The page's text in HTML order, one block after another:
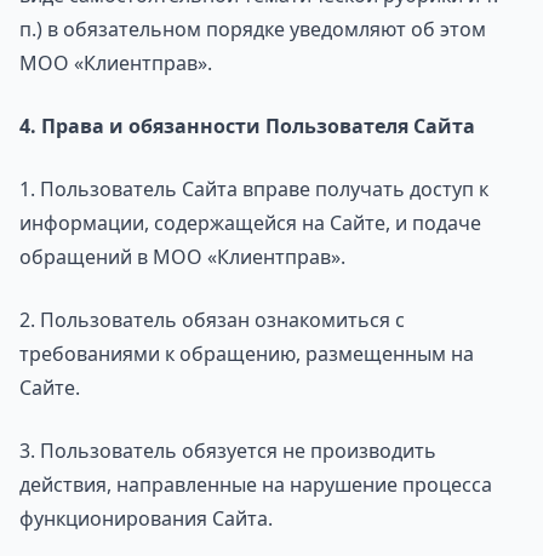
п.) в обязательном порядке уведомляют об этом
МОО «Клиентправ».
4. Права и обязанности Пользователя Сайта
1. Пользователь Сайта вправе получать доступ к
информации, содержащейся на Сайте, и подаче
обращений в МОО «Клиентправ».
2. Пользователь обязан ознакомиться с
требованиями к обращению, размещенным на
Сайте.
3. Пользователь обязуется не производить
действия, направленные на нарушение процесса
функционирования Сайта.